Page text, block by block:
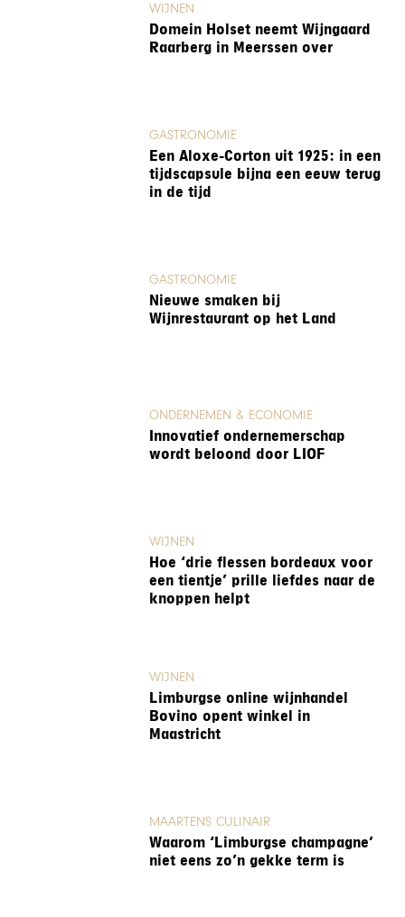
WIJNEN
Domein Holset neemt Wijngaard
Raarberg in Meerssen over
GASTRONOMIE
Een Aloxe-Corton uit 1925: in een
tijdscapsule bijna een eeuw terug
in de tijd
GASTRONOMIE
Nieuwe smaken bij
Wijnrestaurant op het Land
ONDERNEMEN & ECONOMIE
Innovatief ondernemerschap
wordt beloond door LIOF
WIJNEN
Hoe ‘drie flessen bordeaux voor
een tientje’ prille liefdes naar de
knoppen helpt
WIJNEN
Limburgse online wijnhandel
Bovino opent winkel in
Maastricht
MAARTENS CULINAIR
Waarom ‘Limburgse champagne’
niet eens zo’n gekke term is